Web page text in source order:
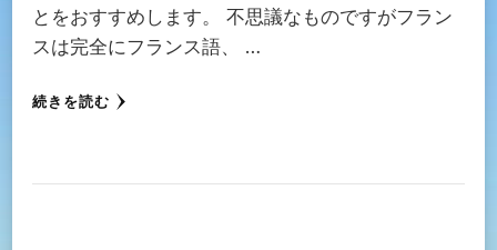
とをおすすめします。 不思議なものですがフラン
スは完全にフランス語、 …
続きを読む